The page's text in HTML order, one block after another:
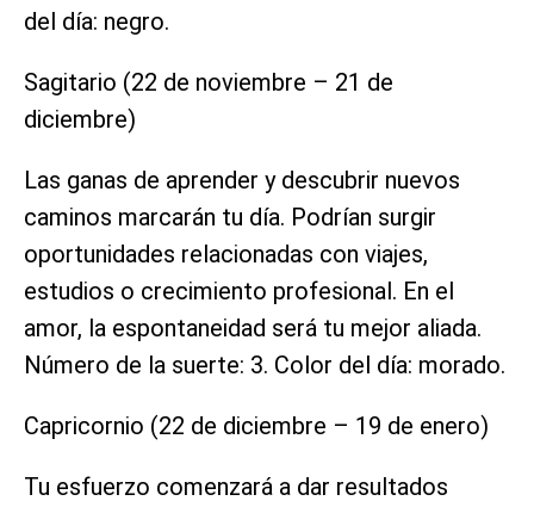
del día: negro.
Sagitario (22 de noviembre – 21 de
diciembre)
Las ganas de aprender y descubrir nuevos
caminos marcarán tu día. Podrían surgir
oportunidades relacionadas con viajes,
estudios o crecimiento profesional. En el
amor, la espontaneidad será tu mejor aliada.
Número de la suerte: 3. Color del día: morado.
Capricornio (22 de diciembre – 19 de enero)
Tu esfuerzo comenzará a dar resultados